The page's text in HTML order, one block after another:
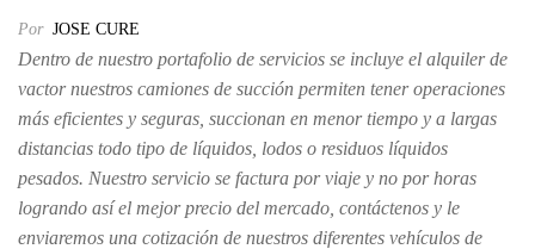
DE GRASA
BOGOTÁ
Por JOSE CURE
Dentro de nuestro portafolio de servicios se incluye el alquiler de
vactor nuestros camiones de succión permiten tener operaciones
más eficientes y seguras, succionan en menor tiempo y a largas
distancias todo tipo de líquidos, lodos o residuos líquidos
pesados. Nuestro servicio se factura por viaje y no por horas
logrando así el mejor precio del mercado, contáctenos y le
enviaremos una cotización de nuestros diferentes vehículos de